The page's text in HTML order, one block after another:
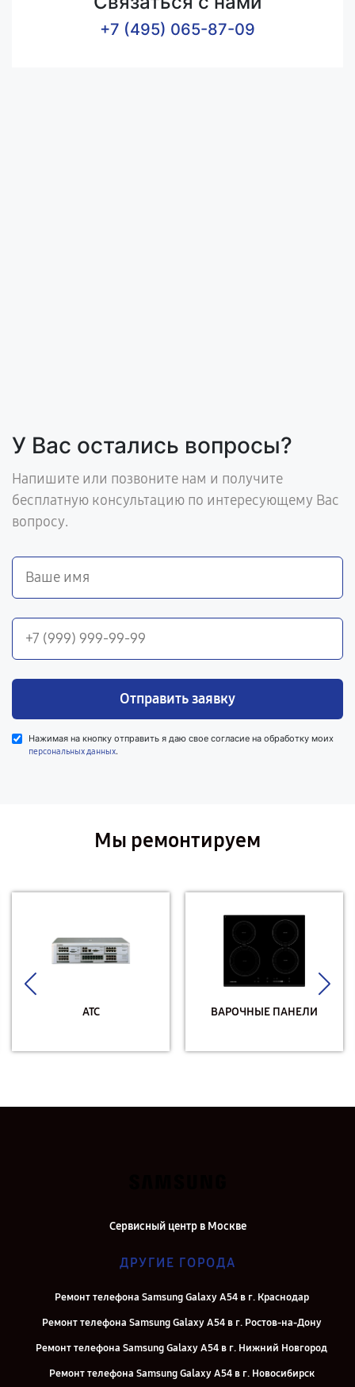
+7 (495) 065-87-09
У Вас остались вопросы?
Напишите или позвоните нам и получите
бесплатную консультацию по интересующему Вас
вопросу.
Отправить заявку
Нажимая на кнопку отправить я даю свое согласие на обработку моих
персональных данных.
Мы ремонтируем
АТС ВАРОЧНЫЕ ПАНЕЛИ
Сервисный центр в Москве
ДРУГИЕ ГОРОДА
Ремонт телефона Samsung Galaxy A54 в г. Краснодар
Ремонт телефона Samsung Galaxy A54 в г. Ростов-на-Дону
Ремонт телефона Samsung Galaxy A54 в г. Нижний Новгород
Ремонт телефона Samsung Galaxy A54 в г. Новосибирск